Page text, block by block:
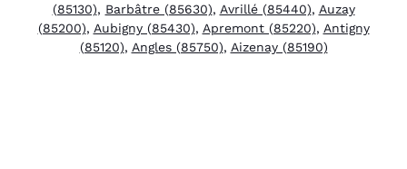
(85130), Barbâtre (85630), Avrillé (85440), Auzay
(85200), Aubigny (85430), Apremont (85220), Antigny
(85120), Angles (85750), Aizenay (85190)